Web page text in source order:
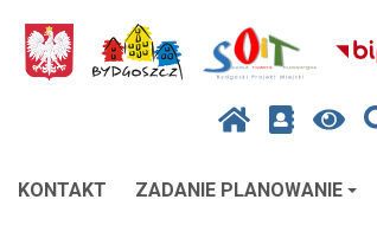
KONTAKT ZADANIE PLANOWANIE